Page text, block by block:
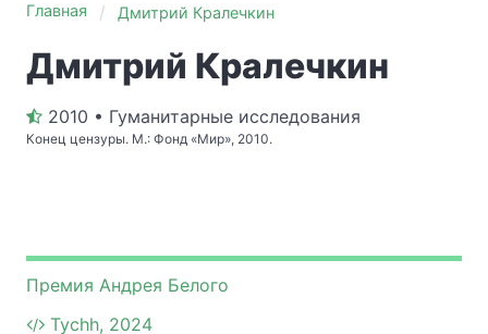
Главная Дмитрий Кралечкин
Дмитрий Кралечкин
2010 • Гуманитарные исследования
Конец цензуры. М.: Фонд «Мир», 2010.
Премия Андрея Белого
Tychh, 2024